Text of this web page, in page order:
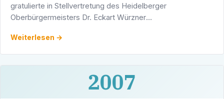
gratulierte in Stellvertretung des Heidelberger
Oberbürgermeisters Dr. Eckart Würzner
(Kreishandwerkerschaft Heidelberg) zu …
Weiterlesen →
2007